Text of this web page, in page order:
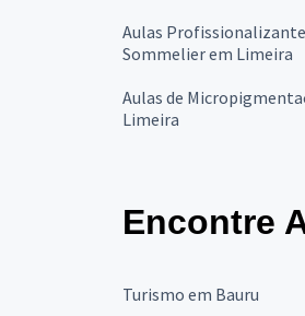
Aulas
Sommelier em Limeira
Aulas de
Limeira
Encontre
Turismo em Bauru